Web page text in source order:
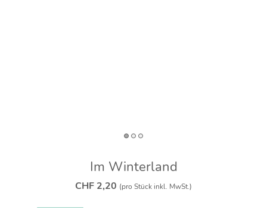
Im Winterland
CHF 2,20 (pro Stück inkl. MwSt.)